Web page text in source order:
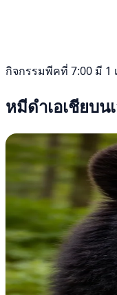
กิจกรรมพีคที่ 7:00 มี 1
หมีดำเอเชียบ